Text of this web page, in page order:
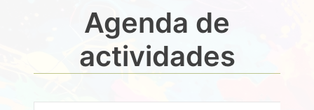
Agenda de
actividades